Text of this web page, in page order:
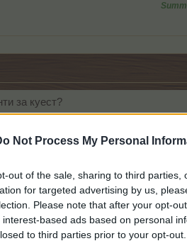
Not Process My Personal
out of the sale, sharing to third
for targeted advertising by us,
Please note that after your opt-
based ads based on personal
to third parties prior to your opt-
за куест?